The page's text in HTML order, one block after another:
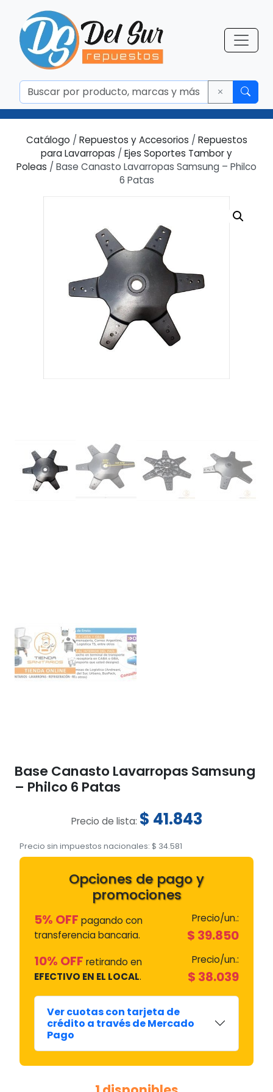
Catálogo / Repuestos y Accesorios / Repuestos
para Lavarropas / Ejes Soportes Tambor y
Poleas / Base Canasto Lavarropas Samsung – Philco
6 Patas
Base Canasto Lavarropas Samsung
– Philco 6 Patas
Precio de lista: $ 41.843
Precio sin impuestos nacionales: $ 34.581
Opciones de pago y
promociones
5% OFF pagando con
transferencia bancaria.
Precio/un.:
$ 39.850
10% OFF retirando en
EFECTIVO EN EL LOCAL.
Precio/un.:
$ 38.039
Ver cuotas con tarjeta de
crédito a través de Mercado
Pago